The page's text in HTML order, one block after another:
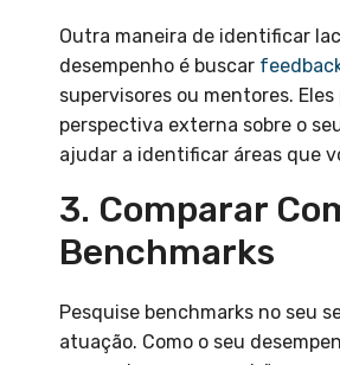
Outra maneira de identificar
desempenho é buscar
supervisores ou mentores.
perspectiva externa sobre o
ajudar a identificar áreas que
3. Comparar
Benchmarks
Pesquise benchmarks no seu
atuação. Como o seu